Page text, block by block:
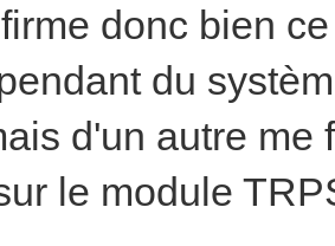
donc bien
du
d'un autre
le module